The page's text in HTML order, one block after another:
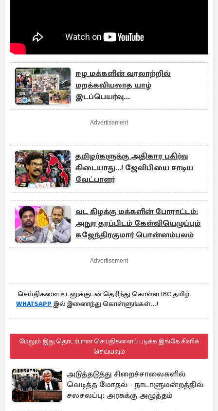
ஈழ மக்களின் வரலாற்றில்
மறக்கவியலாத யாழ்
இடப்பெயர்வு…
Advertisement
தமிழர்களுக்கு அதிகார பகிர்வு
கிடையாது...! ஜேவிபியை சாடிய
வேட்பாளர்
வட கிழக்கு மக்களின் போராட்டம்:
அநுர தரப்பிடம் கேள்வியெழுப்பும்
கஜேந்திரகுமார் பொன்னம்பலம்
Advertisement
செய்திகளை உடனுக்குடன் தெரிந்து கொள்ள IBC தமிழ்
WHATSAPP இல் இணைந்து கொள்ளுங்கள்...!
மேலும் இது தொடர்பான செய்திகளைப் படிக்க இங்கே கிளிக்
செய்யவும்
அடுத்தடுத்து சிறைச்சாலைகளில்
வெடித்த மோதல் - நாடாளுமன்றத்தில்
சலசலப்பு: அரசுக்கு அழுத்தம்